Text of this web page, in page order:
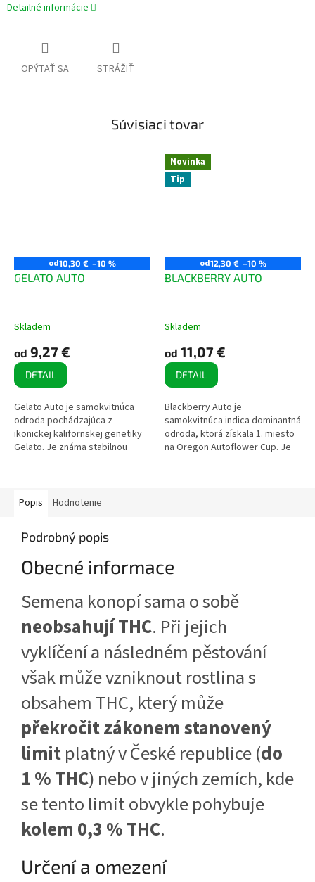
Detailné informácie
OPÝTAŤ SA STRÁŽIŤ
Súvisiaci tovar
od10,30 € –10 %
GELATO AUTO
Skladem
od 9,27 €
DETAIL
Gelato Auto je samokvitnúca
odroda pochádzajúca z
ikonickej kalifornskej genetiky
Gelato. Je známa stabilnou
Novinka
Tip
od12,30 € –10 %
BLACKBERRY AUTO
Skladem
od 11,07 €
DETAIL
Blackberry Auto je
samokvitnúca indica dominantná
odroda, ktorá získala 1. miesto
na Oregon Autoflower Cup. Je
Popis
Hodnotenie
Podrobný popis
Obecné informace
Semena konopí sama o sobě
neobsahují THC. Při jejich
vyklíčení a následném pěstování
však může vzniknout rostlina s
obsahem THC, který může
překročit zákonem stanovený
limitplatný v České republice (do
1 % THC) nebo v jiných zemích, kde
se tento limit obvykle pohybuje
kolem 0,3 % THC.
Určení a omezení